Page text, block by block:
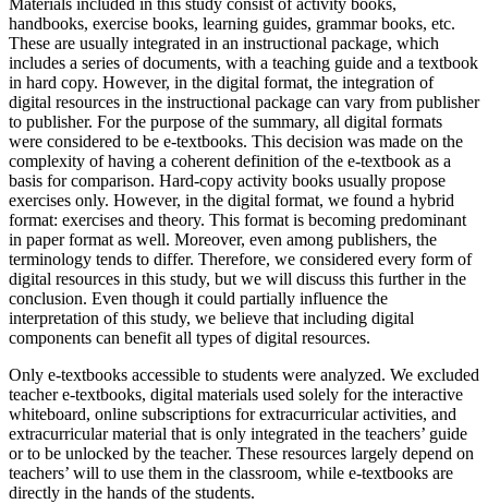
Materials included in this study consist of activity books,
handbooks, exercise books, learning guides, grammar books, etc.
These are usually integrated in an instructional package, which
includes a series of documents, with a teaching guide and a textbook
in hard copy. However, in the digital format, the integration of
digital resources in the instructional package can vary from publisher
to publisher. For the purpose of the summary, all digital formats
were considered to be e-textbooks. This decision was made on the
complexity of having a coherent definition of the e-textbook as a
basis for comparison. Hard-copy activity books usually propose
exercises only. However, in the digital format, we found a hybrid
format: exercises and theory. This format is becoming predominant
in paper format as well. Moreover, even among publishers, the
terminology tends to differ. Therefore, we considered every form of
digital resources in this study, but we will discuss this further in the
conclusion. Even though it could partially influence the
interpretation of this study, we believe that including digital
components can benefit all types of digital resources.
Only e-textbooks accessible to students were analyzed. We excluded
teacher e-textbooks, digital materials used solely for the interactive
whiteboard, online subscriptions for extracurricular activities, and
extracurricular material that is only integrated in the teachers’ guide
or to be unlocked by the teacher. These resources largely depend on
teachers’ will to use them in the classroom, while e-textbooks are
directly in the hands of the students.